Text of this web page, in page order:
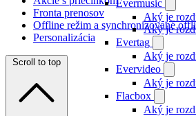
Evermusic
Aký je
Aký je
Evertag
Aký je
Evervideo
Aký je
Flacbox
Aký je
Fronta prenosov
Offline režim a synchronizované
Personalizácia
Scroll to top